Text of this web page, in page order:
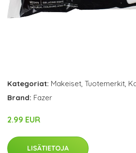
Kategoriat: Makeiset, Tuotemerkit,
Brand: Fazer
2.99 EUR
LISÄTIETOJA